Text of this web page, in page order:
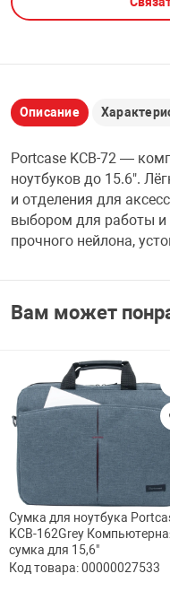
Описание
Portcase KCB-72 —
ноутбуков до 15.6".
и отделения для
выбором для работы и
прочного нейлона,
Вам может
Сумка для ноутбука
KCB-162Grey
сумка для 15,6"
Код товара: 00000027533